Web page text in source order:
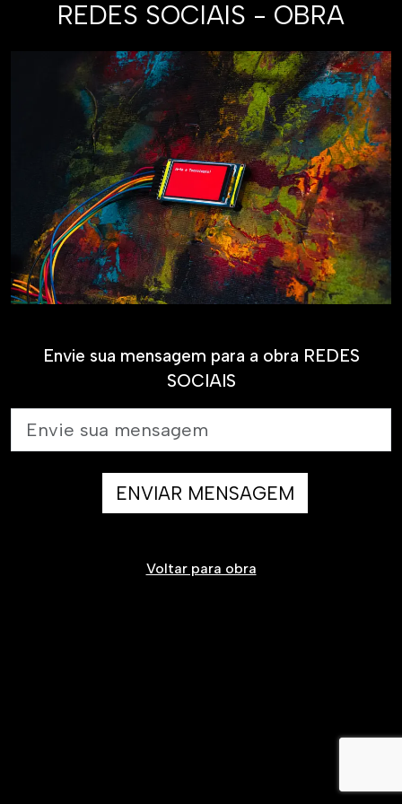
REDES SOCIAIS - OBRA
Envie sua mensagem para a obra REDES
SOCIAIS
ENVIAR MENSAGEM
Voltar para obra